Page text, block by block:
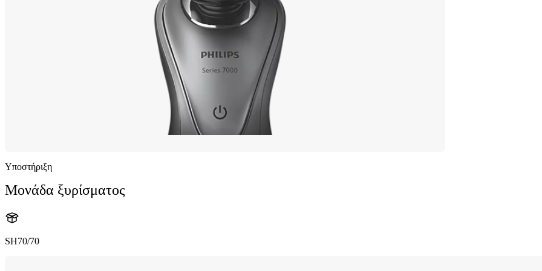
Υποστήριξη
Μονάδα ξυρίσματος
SH70/70